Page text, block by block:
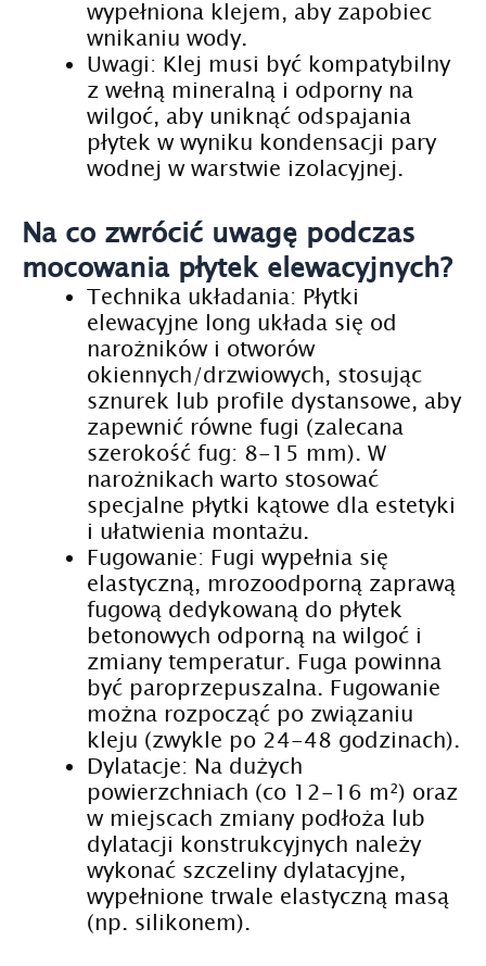
wypełniona klejem, aby zapobiec
wnikaniu wody.
Uwagi: Klej musi być kompatybilny
z wełną mineralną i odporny na
wilgoć, aby uniknąć odspajania
płytek w wyniku kondensacji pary
wodnej w warstwie izolacyjnej.
Na co zwrócić uwagę podczas
mocowania płytek elewacyjnych?
Technika układania: Płytki
elewacyjne long układa się od
narożników i otworów
okiennych/drzwiowych, stosując
sznurek lub profile dystansowe, aby
zapewnić równe fugi (zalecana
szerokość fug: 8-15 mm). W
narożnikach warto stosować
specjalne płytki kątowe dla estetyki
i ułatwienia montażu.
Fugowanie: Fugi wypełnia się
elastyczną, mrozoodporną zaprawą
fugową dedykowaną do płytek
betonowych odporną na wilgoć i
zmiany temperatur. Fuga powinna
być paroprzepuszalna. Fugowanie
można rozpocząć po związaniu
kleju (zwykle po 24-48 godzinach).
Dylatacje: Na dużych
powierzchniach (co 12-16 m²) oraz
w miejscach zmiany podłoża lub
dylatacji konstrukcyjnych należy
wykonać szczeliny dylatacyjne,
wypełnione trwale elastyczną masą
(np. silikonem).